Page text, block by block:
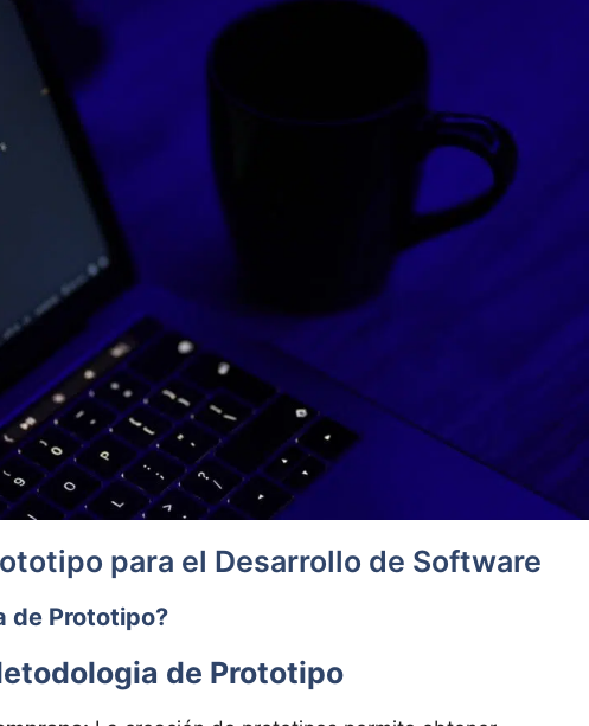
para el Desarrollo de Software
de Prototipo?
de Prototipo